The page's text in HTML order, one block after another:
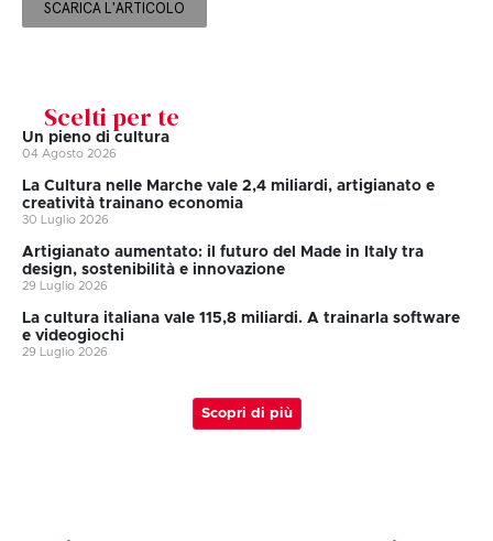
SCARICA L'ARTICOLO
Scelti per te
Un pieno di cultura
04 Agosto 2026
La Cultura nelle Marche vale 2,4 miliardi, artigianato e
creatività trainano economia
30 Luglio 2026
Artigianato aumentato: il futuro del Made in Italy tra
design, sostenibilità e innovazione
29 Luglio 2026
La cultura italiana vale 115,8 miliardi. A trainarla software
e videogiochi
29 Luglio 2026
Scopri di più